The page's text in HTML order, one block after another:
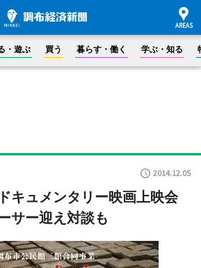
・遊ぶ 買う 暮らす・働く 学ぶ・知る
2014.12.05
キュメンタリー映画上映会
サー迎え対談も